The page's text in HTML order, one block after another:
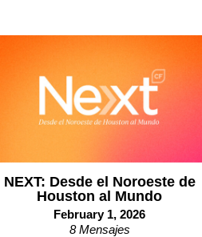
NEXT: Desde el Noroeste de
Houston al Mundo
February 1, 2026
8 Mensajes